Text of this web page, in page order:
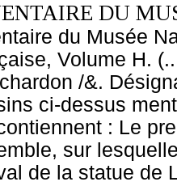
DU
du Musée
Volume H.
/&.
ci-dessus
: Le
sur
de la statue de